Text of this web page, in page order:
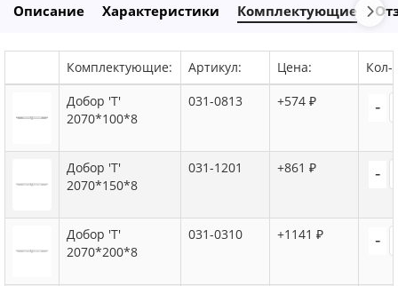
Описание Характеристики Комплектующие
Комплектующие: Артикул: Цена:
Кол-
Добор 'Т'
2070*100*8
031-0813 +574 ₽ -
Добор 'Т'
2070*150*8
031-1201 +861 ₽ -
Добор 'Т'
2070*200*8
031-0310 +1141 ₽ -